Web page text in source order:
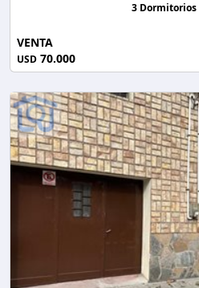
3 Dormitorios
VENTA
USD 70.000